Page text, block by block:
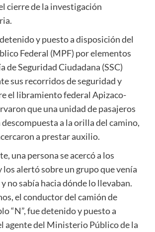
cierre de la investigación
y puesto a disposición del
Federal (MPF) por elementos
de Seguridad Ciudadana (SSC)
sus recorridos de seguridad y
el libramiento federal Apizaco-
que una unidad de pasajeros
a la orilla del camino,
a prestar auxilio.
una persona se acercó a los
alertó sobre un grupo que venía
no sabía hacia dónde lo llevaban.
el conductor del camión de
“N”, fue detenido y puesto a
agente del Ministerio Público de la